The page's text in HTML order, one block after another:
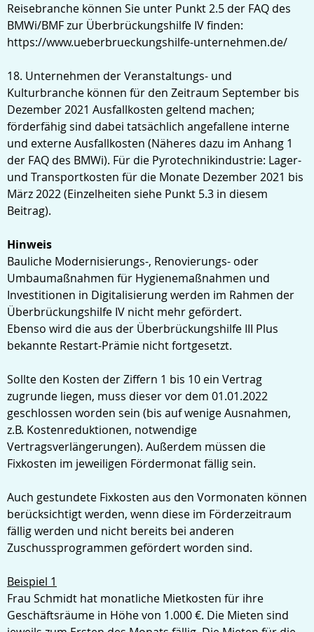
Reisebranche können Sie unter Punkt 2.5 der FAQ des
BMWi/BMF zur Überbrückungshilfe IV finden:
https://www.ueberbrueckungshilfe-unternehmen.de/
18. Unternehmen der Veranstaltungs- und
Kulturbranche können für den Zeitraum September bis
Dezember 2021 Ausfallkosten geltend machen;
förderfähig sind dabei tatsächlich angefallene interne
und externe Ausfallkosten (Näheres dazu im Anhang 1
der FAQ des BMWi). Für die Pyrotechnikindustrie: Lager-
und Transportkosten für die Monate Dezember 2021 bis
März 2022 (Einzelheiten siehe Punkt 5.3 in diesem
Beitrag).
Hinweis
Bauliche Modernisierungs-, Renovierungs- oder
Umbaumaßnahmen für Hygienemaßnahmen und
Investitionen in Digitalisierung werden im Rahmen der
Überbrückungshilfe IV nicht mehr gefördert.
Ebenso wird die aus der Überbrückungshilfe III Plus
bekannte Restart-Prämie nicht fortgesetzt.
Sollte den Kosten der Ziffern 1 bis 10 ein Vertrag
zugrunde liegen, muss dieser vor dem 01.01.2022
geschlossen worden sein (bis auf wenige Ausnahmen,
z.B. Kostenreduktionen, notwendige
Vertragsverlängerungen). Außerdem müssen die
Fixkosten im jeweiligen Fördermonat fällig sein.
Auch gestundete Fixkosten aus den Vormonaten können
berücksichtigt werden, wenn diese im Förderzeitraum
fällig werden und nicht bereits bei anderen
Zuschussprogrammen gefördert worden sind.
Beispiel 1
Frau Schmidt hat monatliche Mietkosten für ihre
Geschäftsräume in Höhe von 1.000 €. Die Mieten sind